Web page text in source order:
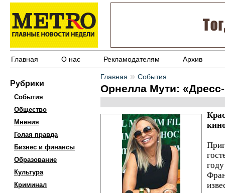
Главная О нас Рекламодателям Архив
Рубрики
События
Общество
Мнения
Голая правда
Бизнес и финансы
Образование
Культура
Криминал
Главная » События
Орнелла Мути: